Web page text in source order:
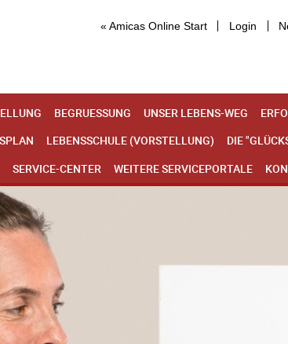
« Amicas Online Start Login
BEGRUESSUNG UNSER LEBENS-WEG
LEBENSSCHULE (VORSTELLUNG) DIE
SERVICE-CENTER WEITERE SERVICEPORTALE